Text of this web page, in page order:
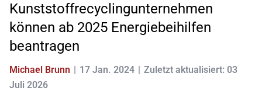
Kunststoffrecyclingunternehmen
können ab 2025 Energiebeihilfen
beantragen
Michael Brunn 17 Jan. 2024
Zuletzt aktualisiert: 03
Juli 2026